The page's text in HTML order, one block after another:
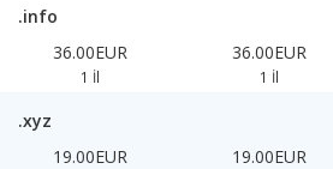
.info
36.00EUR
1 İl
36.00EUR
1 İl
.xyz
19.00EUR
19.00EUR